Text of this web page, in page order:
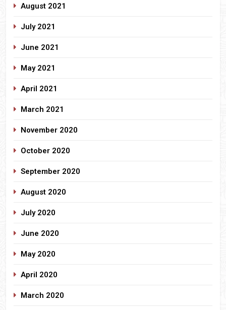
August 2021
July 2021
June 2021
May 2021
April 2021
March 2021
November 2020
October 2020
September 2020
August 2020
July 2020
June 2020
May 2020
April 2020
March 2020